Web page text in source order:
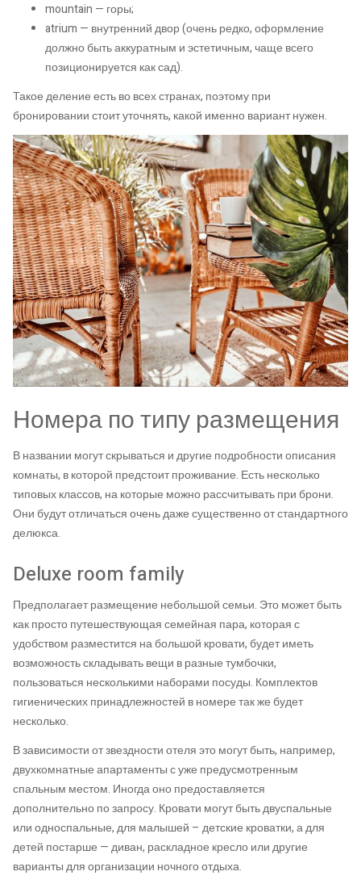
mountain — горы;
atrium — внутренний двор (очень редко, оформление
должно быть аккуратным и эстетичным, чаще всего
позиционируется как сад).
Такое деление есть во всех странах, поэтому при
бронировании стоит уточнять, какой именно вариант нужен.
Номера по типу размещения
В названии могут скрываться и другие подробности описания
комнаты, в которой предстоит проживание. Есть несколько
типовых классов, на которые можно рассчитывать при брони.
Они будут отличаться очень даже существенно от стандартного
делюкса.
Deluxe room family
Предполагает размещение небольшой семьи. Это может быть
как просто путешествующая семейная пара, которая с
удобством разместится на большой кровати, будет иметь
возможность складывать вещи в разные тумбочки,
пользоваться несколькими наборами посуды. Комплектов
гигиенических принадлежностей в номере так же будет
несколько.
В зависимости от звездности отеля это могут быть, например,
двухкомнатные апартаменты с уже предусмотренным
спальным местом. Иногда оно предоставляется
дополнительно по запросу. Кровати могут быть двуспальные
или односпальные, для малышей – детские кроватки, а для
детей постарше — диван, раскладное кресло или другие
варианты для организации ночного отдыха.